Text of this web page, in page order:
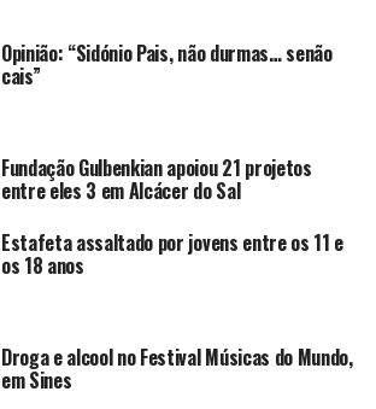
Opinião: “Sidónio Pais, não durmas… senão
cais”
Fundação Gulbenkian apoiou 21 projetos
entre eles 3 em Alcácer do Sal
Estafeta assaltado por jovens entre os 11 e
os 18 anos
Droga e alcool no Festival Músicas do Mundo,
em Sines